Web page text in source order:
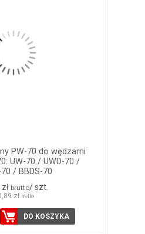
PW-70 do wędzarni
UW-70 / UWD-70 /
70 / BBDS-70
brutto/ szt.
zł netto
DO KOSZYKA